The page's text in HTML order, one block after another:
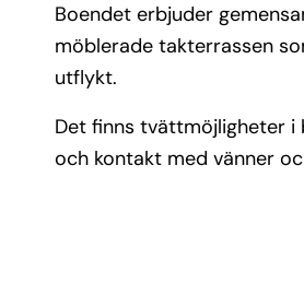
Boendet erbjuder
möblerade takterrassen
utflykt.
Det finns tvättmöjligheter i
och kontakt med vänner